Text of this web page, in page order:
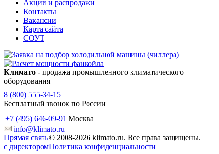
Акции и распродажи
Контакты
Вакансии
Карта сайта
СОУТ
Климато - продажа промышленного климатического
оборудования
8 (800) 555-34-15
Бесплатный звонок по России
+7 (495) 646-09-91 Москва
info@klimato.ru
Прямая связь
с директором
© 2008-2026 klimato.ru. Все права защищены.
Политика конфиденциальности